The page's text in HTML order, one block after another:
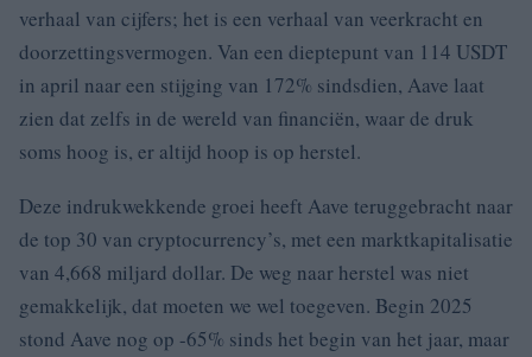
verhaal van cijfers; het is een verhaal van veerkracht en
doorzettingsvermogen. Van een dieptepunt van 114 USDT
in april naar een stijging van 172% sindsdien, Aave laat
zien dat zelfs in de wereld van financiën, waar de druk
soms hoog is, er altijd hoop is op herstel.
Deze indrukwekkende groei heeft Aave teruggebracht naar
de top 30 van cryptocurrency’s, met een marktkapitalisatie
van 4,668 miljard dollar. De weg naar herstel was niet
gemakkelijk, dat moeten we wel toegeven. Begin 2025
stond Aave nog op -65% sinds het begin van het jaar, maar